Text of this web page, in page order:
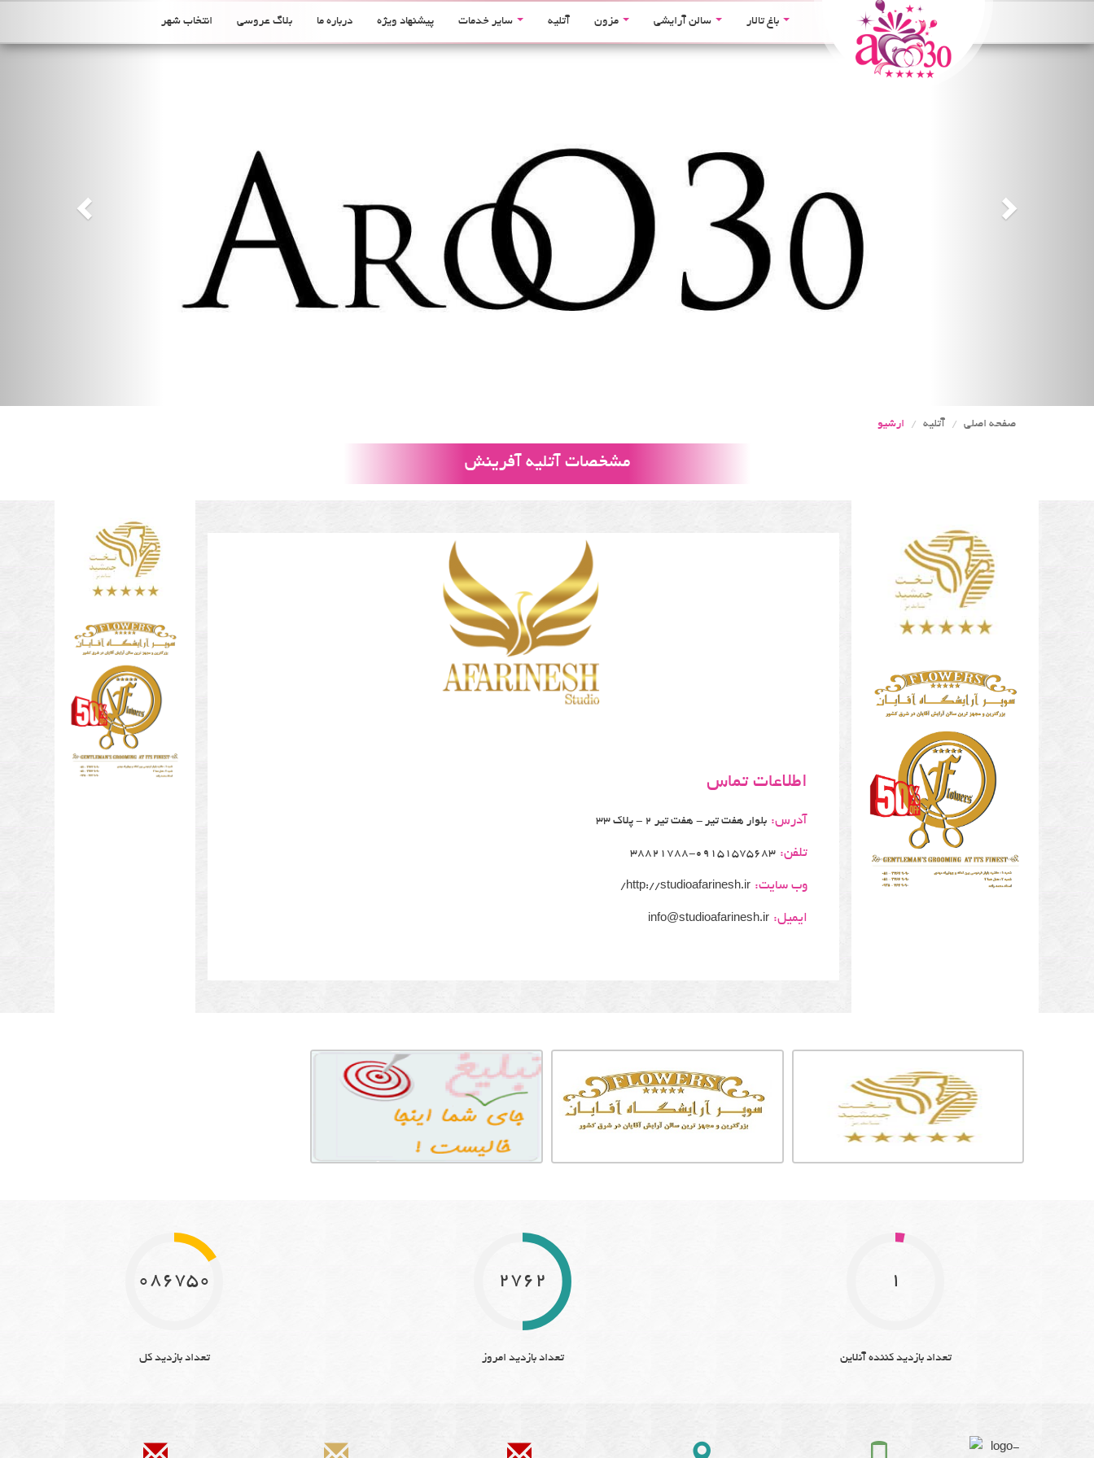
باغ تالار سالن آرایشی مزون آتلیه سایر خدمات پیشنهاد ویژه درباره ما بلاگ عروسی انتخاب شهر
صفحه اصلی آتلیه ارشیو
مشخصات آتلیه آفرینش
اطلاعات تماس
آدرس: بلوار هفت تیر - هفت تیر 2 - پلاک 33
تلفن: 38821788-09151575683
وب سایت: http://studioafarinesh.ir/
ایمیل: info@studioafarinesh.ir
1
تعداد بازدید کننده آنلاین
2762
تعداد بازدید امروز
10867501
تعداد بازدید کل